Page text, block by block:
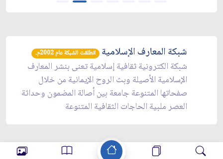
شبكة المعارف الإسلامية انطلقت الشبكة عام 2002م.
شبكة الكترونية ثقافية إسلامية تعنى بنشر المعارف
الإسلامية الأصيلة وبث الروح الإيمانية من خلال
صفحاتها المتنوعة جامعة بين أصالة المضمون وحداثة
العصر ملبية الحاجات الثقافية المتنوعة